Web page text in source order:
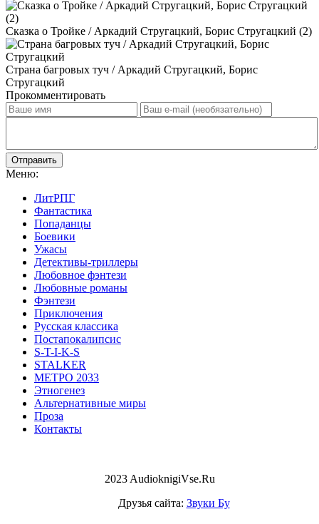
Сказка о Тройке / Аркадий Стругацкий, Борис Стругацкий (2)
Страна багровых туч / Аркадий Стругацкий, Борис
Стругацкий
Прокомментировать
Отправить
Меню:
ЛитРПГ
Фантастика
Попаданцы
Боевики
Ужасы
Детективы-триллеры
Любовное фэнтези
Любовные романы
Фэнтези
Приключения
Русская классика
Постапокалипсис
S-T-I-K-S
STALKER
МЕТРО 2033
Этногенез
Альтернативные миры
Проза
Контакты
2023 AudioknigiVse.Ru
Друзья сайта: Звуки Бу